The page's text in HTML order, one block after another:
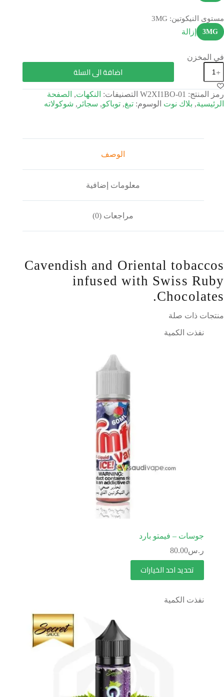
مستوى النيكوتين: 3MG
3MG إزالة
في المخزن
اضافة الى السلة
رمز المنتج: W2XI1BO-01 التصنيفات: النكهات, الصفحة
الرئيسية, بلاك نوت الوسوم: تبغ, توباكو, سجائر , شوكولاته
الوصف
معلومات إضافية
مراجعات (0)
Cavendish and Oriental tobaccos
infused with Swiss Ruby
Chocolates.
منتجات ذات صلة
نفذت الكمية
جوسات – فيمتو بارد
ر.س80.00
تحديد احد الخيارات
نفذت الكمية